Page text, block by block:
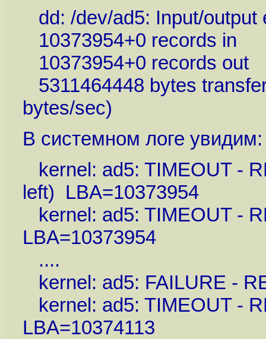
dd: /dev/ad5: Input/output
10373954+0 records in
10373954+0 records out
5311464448 bytes
bytes/sec)
В системном логе увидим:
kernel: ad5: TIMEOUT -
left) LBA=10373954
kernel: ad5: TIMEOUT -
LBA=10373954
....
kernel: ad5: FAILURE -
kernel: ad5: TIMEOUT -
LBA=10374113